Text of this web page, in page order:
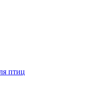
птиц